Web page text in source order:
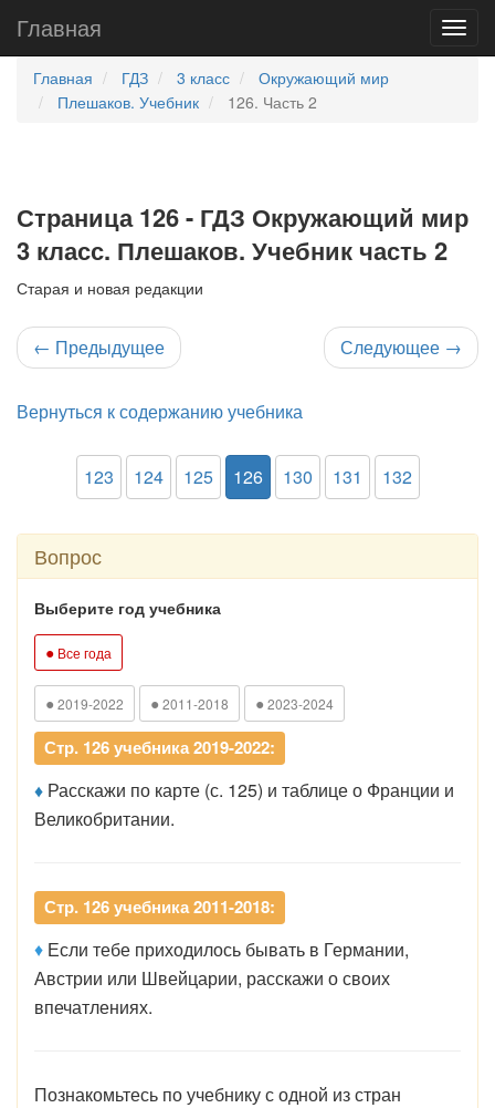
Главная
Главная ГДЗ 3 класс
Окружающий мир
Плешаков. Учебник
126. Часть 2
Страница 126 - ГДЗ Окружающий мир
3 класс. Плешаков. Учебник часть 2
Старая и новая редакции
← Предыдущее Следующее →
Вернуться к содержанию учебника
123 124 125 126 130 131 132
Вопрос
Выберите год учебника
● Все года
● 2019-2022 ● 2011-2018 ● 2023-2024
Стр. 126 учебника 2019-2022:
♦ Расскажи по карте (с. 125) и таблице о Франции и
Великобритании.
Стр. 126 учебника 2011-2018:
♦ Если тебе приходилось бывать в Германии,
Австрии или Швейцарии, расскажи о своих
впечатлениях.
Познакомьтесь по учебнику с одной из стран